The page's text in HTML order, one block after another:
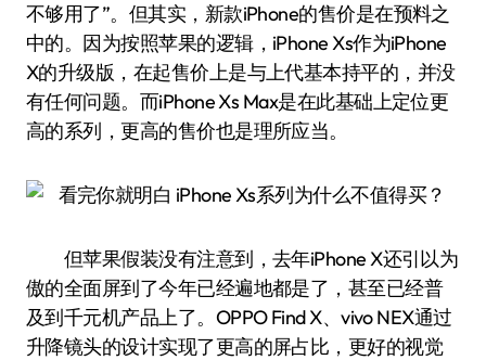
不够用了”。但其实，新款iPhone的售价是在预料之
中的。因为按照苹果的逻辑，iPhone Xs作为iPhone
X的升级版，在起售价上是与上代基本持平的，并没
有任何问题。而iPhone Xs Max是在此基础上定位更
高的系列，更高的售价也是理所应当。
但苹果假装没有注意到，去年iPhone X还引以为
傲的全面屏到了今年已经遍地都是了，甚至已经普
及到千元机产品上了。OPPO Find X、vivo NEX通过
升降镜头的设计实现了更高的屏占比，更好的视觉